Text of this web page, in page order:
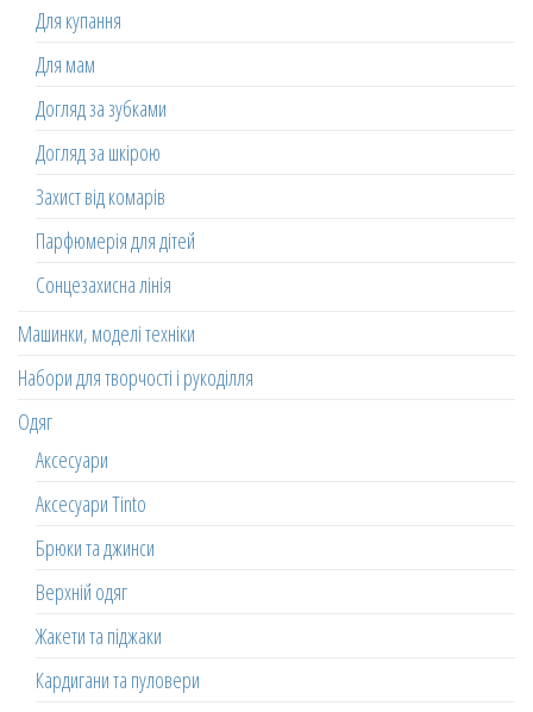
Для купання
Для мам
Догляд за зубками
Догляд за шкірою
Захист від комарів
Парфюмерія для дітей
Сонцезахисна лінія
Машинки, моделі техніки
Набори для творчості і рукоділля
Одяг
Аксесуари
Аксесуари Tinto
Брюки та джинси
Верхній одяг
Жакети та піджаки
Кардигани та пуловери